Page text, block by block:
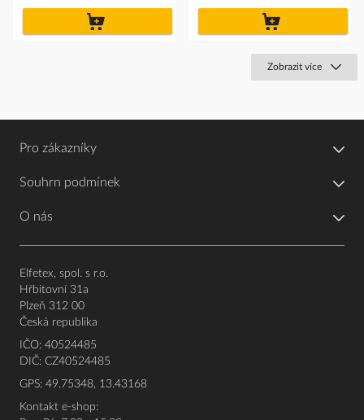
Zobrazit více
Pro zákazníky
Souhrn podmínek
O nás
Elfetex, spol. s r.o.
Hřbitovní 31a
Plzeň 312 00
Česká republika
IČO: 40524485
DIČ: CZ40524485
GPS: 49.75348, 13.43168
Kontakt e-shop: